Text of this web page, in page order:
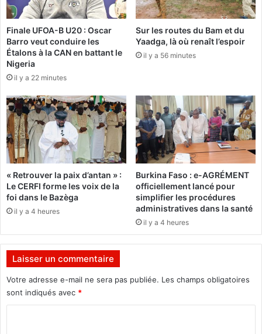
o
r
m
e
w
e
b
d
u
c
a
t
i
v
e
l
a
é
C
o
v
i
d
-
1
a
u
B
u
r
k
i
n
a
F
o
:
F
Finale UFOA-B U20 : Oscar
Barro veut conduire les
Étalons à la CAN en battant le
Nigeria
il y a 22 minutes
Sur les routes du Bam et du
Yaadga, là où renaît l’espoir
il y a 56 minutes
« Retrouver la paix d’antan » :
Le CERFI forme les voix de la
foi dans le Bazèga
il y a 4 heures
Burkina Faso : e-AGRÉMENT
officiellement lancé pour
simplifier les procédures
administratives dans la santé
il y a 4 heures
Laisser un commentaire
Votre adresse e-mail ne sera pas publiée. Les champs obligatoires
sont indiqués avec *